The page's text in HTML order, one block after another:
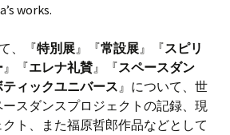
works.
、『特別展』『常設展』『スピリ
』『エレナ礼賛』『スペースダン
ィックユニバース』について、世
スダンスプロジェクトの記録、現
ト、また福原哲郎作品などとして